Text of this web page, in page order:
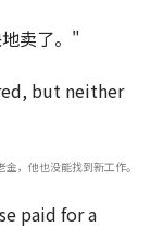
卖了。"
，他也没能找到新工作。